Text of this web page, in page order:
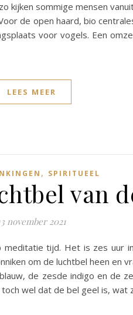
kijken sommige mensen
de open haard, bio
voor vogels. Een
LEES MEER
, SPIRITUEEL
van
november 2021
tijd. Het is zes uur
om de luchtbel heen en
de zesde indigo en de
wel dat de bel geel is, wat